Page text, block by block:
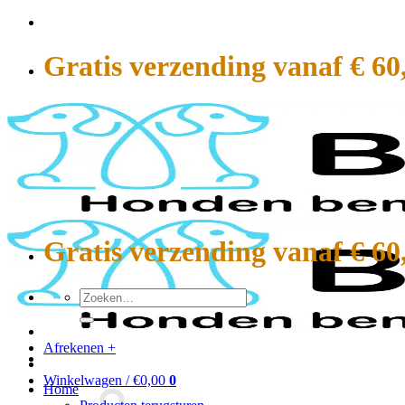
Gratis verzending vanaf €
Home
Gratis verzending vanaf €
Zoeken
naar:
Afrekenen +
Winkelwagen /€0,00 0